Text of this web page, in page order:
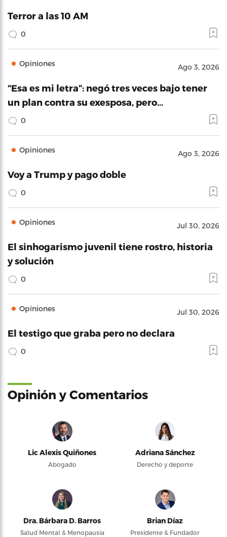
Terror a las 10 AM
0
Opiniones Ago 3, 2026
“Esa es mi letra”: negó tres veces bajo tener
un plan contra su exesposa, pero…
0
Opiniones Ago 3, 2026
Voy a Trump y pago doble
0
Opiniones Jul 30, 2026
El sinhogarismo juvenil tiene rostro, historia
y solución
0
Opiniones Jul 30, 2026
El testigo que graba pero no declara
0
Opinión y Comentarios
Lic Alexis Quiñones
Abogado
Adriana Sánchez
Derecho y deporte
Dra. Bárbara D. Barros
Salud Mental & Menopausia
Brian Díaz
Presidente & Fundador